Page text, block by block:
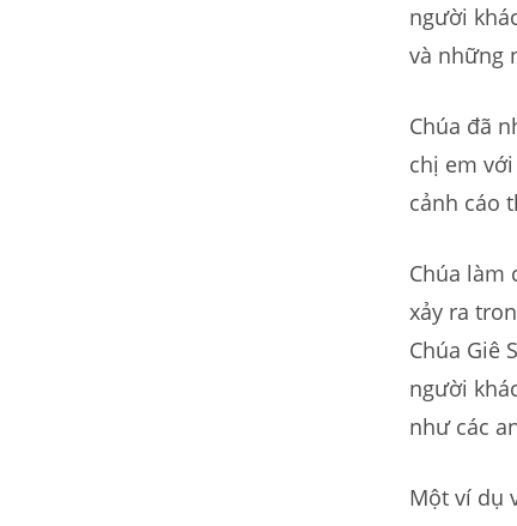
người
và những
Chúa đã
chị em
cảnh cáo
Chúa làm
xảy ra
Chúa Giê
người
như các
Một ví dụ